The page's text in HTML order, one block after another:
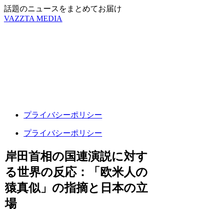
話題のニュースをまとめてお届け
VAZZTA MEDIA
プライバシーポリシー
プライバシーポリシー
岸田首相の国連演説に対す
る世界の反応：「欧米人の
猿真似」の指摘と日本の立
場